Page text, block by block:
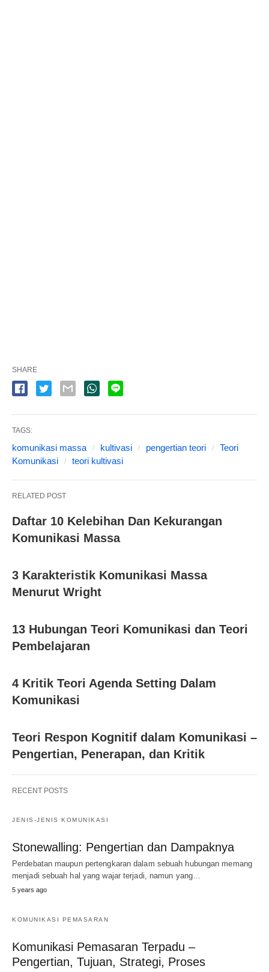
SHARE
TAGS:
komunikasi massa kultivasi pengertian teori
Teori
Komunikasi
teori kultivasi
RELATED POST
Daftar 10 Kelebihan Dan Kekurangan
Komunikasi Massa
3 Karakteristik Komunikasi Massa
Menurut Wright
13 Hubungan Teori Komunikasi dan Teori
Pembelajaran
4 Kritik Teori Agenda Setting Dalam
Komunikasi
Teori Respon Kognitif dalam Komunikasi –
Pengertian, Penerapan, dan Kritik
RECENT POSTS
JENIS-JENIS KOMUNIKASI
Stonewalling: Pengertian dan Dampaknya
Perdebatan maupun pertengkaran dalam sebuah hubungan memang
menjadi sebuah hal yang wajar terjadi, namun yang…
5 years ago
KOMUNIKASI PEMASARAN
Komunikasi Pemasaran Terpadu –
Pengertian, Tujuan, Strategi, Proses